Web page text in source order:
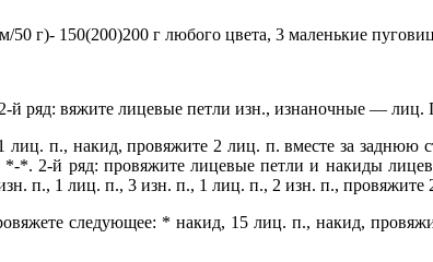
м/50 г)- 150(200)200 г любого цвета, 3 маленькие
й ряд: вяжите лицевые петли изн., изнаночные — лиц.
лиц. п., накид, провяжите 2 лиц. п. вместе за
*-*. 2-й ряд: провяжите лицевые петли и накиды
п., 1 лиц. п., 3 изн. п., 1 лиц. п., 2 изн. п.,
следующее: * накид, 15 лиц. п., накид,